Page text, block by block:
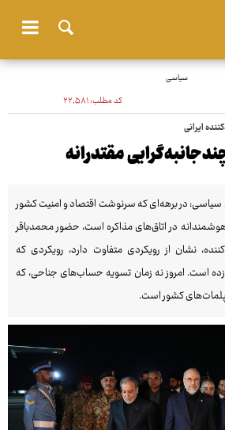
سیاسی
کد مطلب:۲۲٬۵۸۱
ایرانی
مقتدرانه
سیاسی: در برهه‌ای که سرنوشت اقتصاد و امنیت کشور
در اتاق‌های مذاکره است، حضور محمدباقر
نشان از رویکردی متفاوت دارد، رویکردی که
زده است. امروز نه زمان تسویه حساب‌های جناحی، که
کشور است.